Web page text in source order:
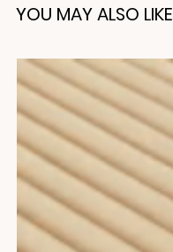
YOU MAY ALSO LIKE